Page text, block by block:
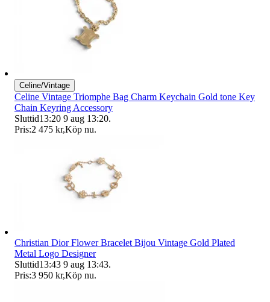
Celine/Vintage
Celine Vintage Triomphe Bag Charm Keychain Gold tone Key
Chain Keyring Accessory
Sluttid13:20 9 aug 13:20.
Pris:2 475 kr,Köp nu.
Christian Dior Flower Bracelet Bijou Vintage Gold Plated
Metal Logo Designer
Sluttid13:43 9 aug 13:43.
Pris:3 950 kr,Köp nu.